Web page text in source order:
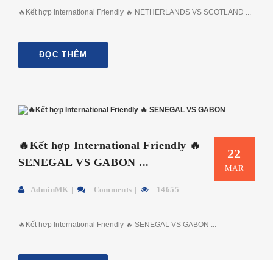
🔥Kết hợp International Friendly 🔥 NETHERLANDS VS SCOTLAND ...
ĐỌC THÊM
22
MAR
🔥Kết hợp International Friendly 🔥
SENEGAL VS GABON ...
AdminMK Comments 14655
🔥Kết hợp International Friendly 🔥 SENEGAL VS GABON ...